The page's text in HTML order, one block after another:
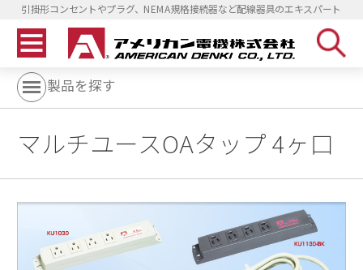
引掛形コンセントやプラグ、NEMA規格接続器など配線器具のエキスパート
製品を探す
マルチユースOAタップ 4ヶ口